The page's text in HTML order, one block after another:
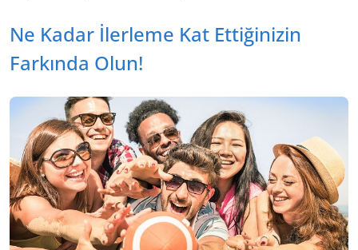
Ne Kadar İlerleme Kat Ettiğinizin
Farkında Olun!